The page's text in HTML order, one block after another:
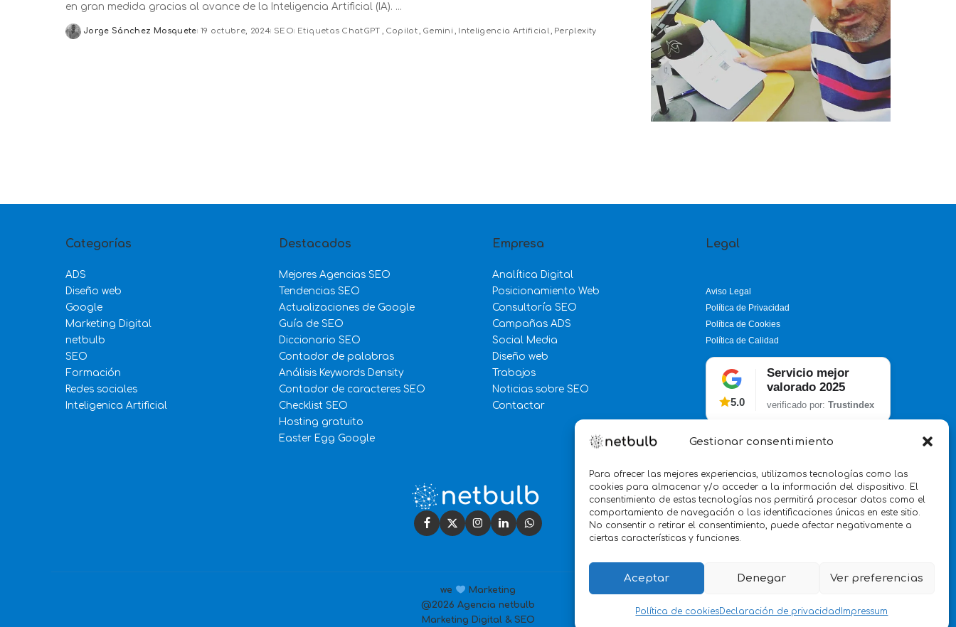
Gestionar consentimiento
Para ofrecer las mejores experiencias, utilizamos tecnologías como las
cookies para almacenar y/o acceder a la información del dispositivo. El
consentimiento de estas tecnologías nos permitirá procesar datos como el
comportamiento de navegación o las identificaciones únicas en este sitio.
No consentir o retirar el consentimiento, puede afectar negativamente a
ciertas características y funciones.
Aceptar Denegar Ver preferencias
Política de cookiesDeclaración de privacidadImpressum
en gran medida gracias al avance de la Inteligencia Artificial (IA). ...
Posted
Jorge Sánchez Mosquete 19 octubre, 2024 SEO Etiquetas ChatGPT Copilot Gemini Inteligencia Artificial Perplexity
Categorías
ADS
Diseño web
Google
Marketing Digital
netbulb
SEO
Formación
Redes sociales
Inteligenica Artificial
Destacados
Mejores Agencias SEO
Tendencias SEO
Actualizaciones de Google
Guía de SEO
Diccionario SEO
Contador de palabras
Análisis Keywords Density
Contador de caracteres SEO
Checklist SEO
Hosting gratuito
Easter Egg Google
Empresa
Analítica Digital
Posicionamiento Web
Consultoría SEO
Campañas ADS
Social Media
Diseño web
Trabajos
Noticias sobre SEO
Contactar
Legal
Aviso Legal
Política de Privacidad
Política de Cookies
Política de Calidad
5.0
Servicio mejor
valorado 2025
verificado por: Trustindex
we
Marketing
@2026 Agencia netbulb
Marketing Digital & SEO